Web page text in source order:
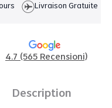
Livraison Gratuite
4.7 (565 Recensioni)
Description